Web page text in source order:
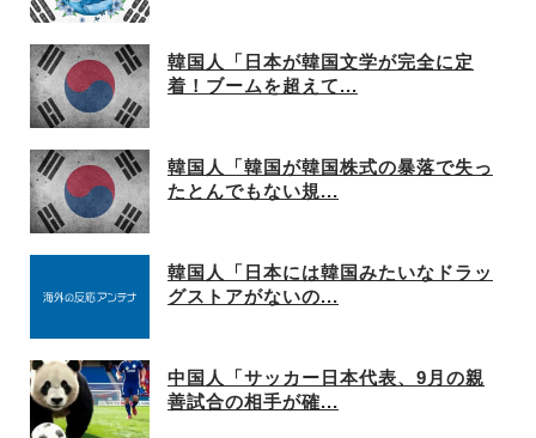
韓国人「日本が韓国文学が完全に定
着！ブームを超えて...
韓国人「韓国が韓国株式の暴落で失っ
たとんでもない規...
韓国人「日本には韓国みたいなドラッ
グストアがないの...
中国人「サッカー日本代表、9月の親
善試合の相手が確...